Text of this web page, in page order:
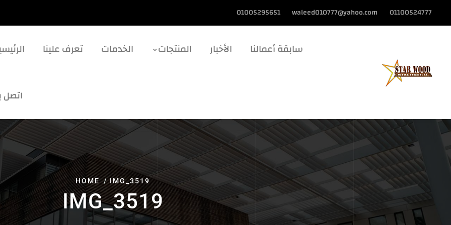
01100524777
waleed010777@yahoo.com
01005295651
تعرف علينا الخدمات المنتجات الأخبار سابقة أعمالنا
اتصل
HOME IMG_3519
IMG_3519